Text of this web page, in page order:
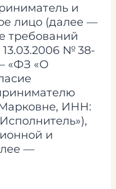
и
лицо (далее —
требований
№ 38-
«ФЗ «О
ИНН:
и
—